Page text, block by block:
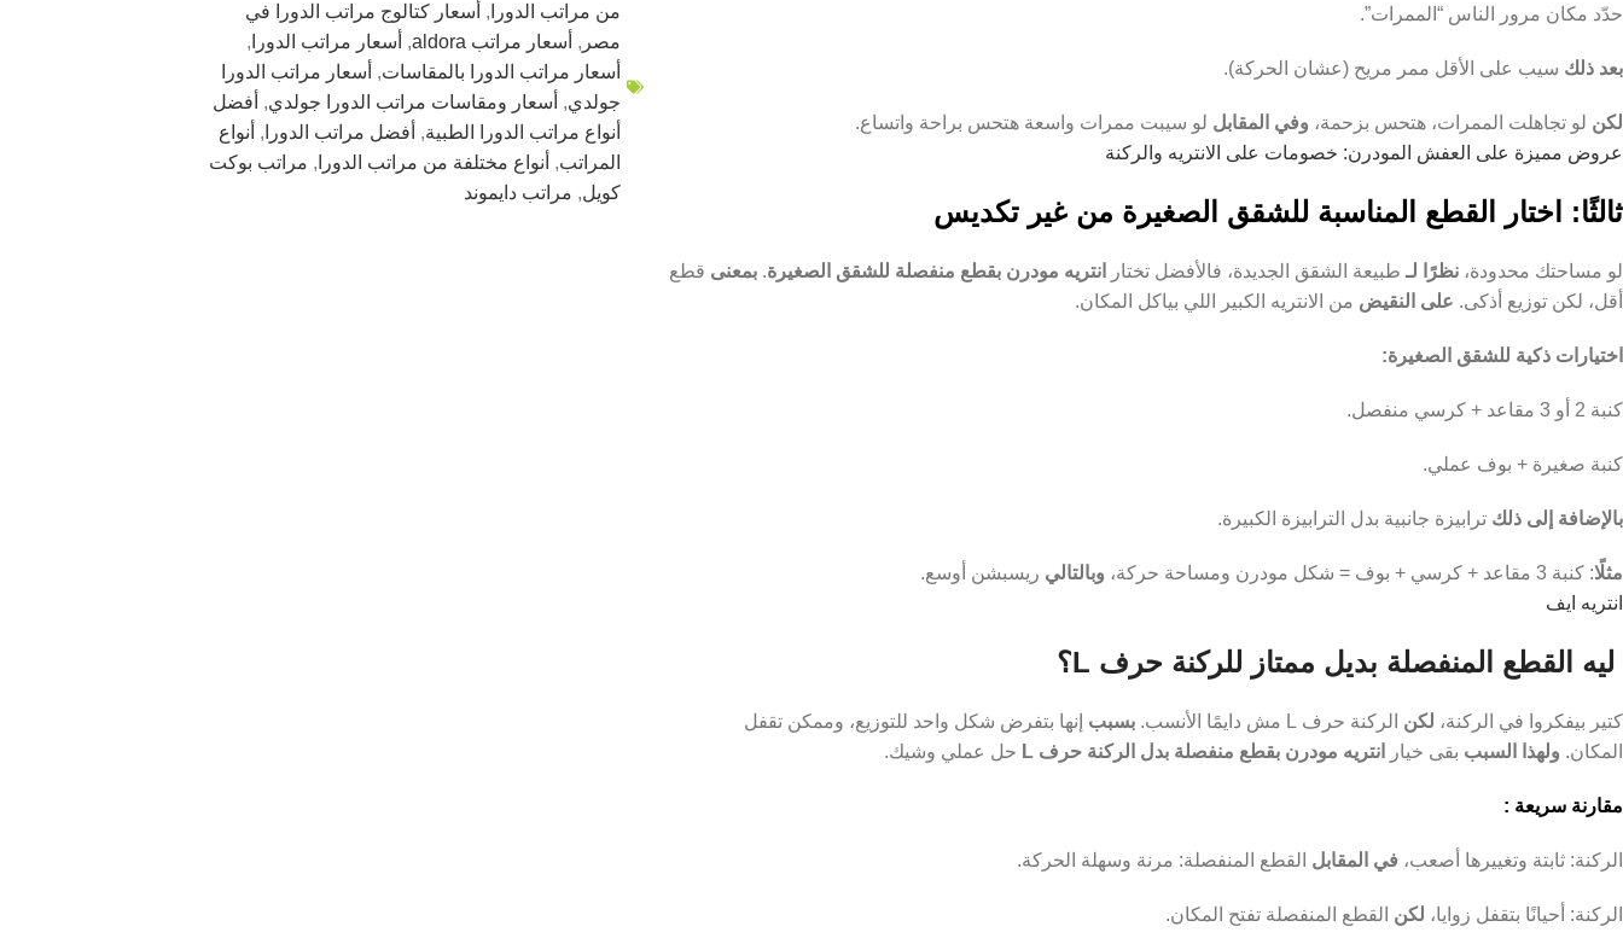
حدّد مكان مرور الناس “الممرات”.
بعد ذلك سيب على الأقل ممر مريح (عشان الحركة).
لكن لو تجاهلت الممرات، هتحس بزحمة، وفي المقابل لو سيبت ممرات واسعة هتحس براحة واتساع.
عروض مميزة على العفش المودرن: خصومات على الانتريه والركنة
ثالثًا: اختار القطع المناسبة للشقق الصغيرة من غير تكديس
لو مساحتك محدودة، نظرًا لـ طبيعة الشقق الجديدة، فالأفضل تختار انتريه مودرن بقطع منفصلة للشقق الصغيرة. بمعنى قطع
أقل، لكن توزيع أذكى. على النقيض من الانتريه الكبير اللي بياكل المكان.
اختيارات ذكية للشقق الصغيرة:
كنبة 2 أو 3 مقاعد + كرسي منفصل.
كنبة صغيرة + بوف عملي.
بالإضافة إلى ذلك ترابيزة جانبية بدل الترابيزة الكبيرة.
مثلًا: كنبة 3 مقاعد + كرسي + بوف = شكل مودرن ومساحة حركة، وبالتالي ريسبشن أوسع.
انتريه ايف
ليه القطع المنفصلة بديل ممتاز للركنة حرف L؟
كتير بيفكروا في الركنة، لكن الركنة حرف L مش دايمًا الأنسب. بسبب إنها بتفرض شكل واحد للتوزيع، وممكن تقفل
المكان. ولهذا السبب بقى خيار انتريه مودرن بقطع منفصلة بدل الركنة حرف L حل عملي وشيك.
مقارنة سريعة :
الركنة: ثابتة وتغييرها أصعب، في المقابل القطع المنفصلة: مرنة وسهلة الحركة.
الركنة: أحيانًا بتقفل زوايا، لكن القطع المنفصلة تفتح المكان.
من مراتب الدورا , أسعار كتالوج مراتب الدورا في
مصر , أسعار مراتب aldora , أسعار مراتب الدورا ,
أسعار مراتب الدورا بالمقاسات, أسعار مراتب الدورا
جولدي, أسعار ومقاسات مراتب الدورا جولدي, أفضل
أنواع مراتب الدورا الطبية, أفضل مراتب الدورا , أنواع
المراتب, أنواع مختلفة من مراتب الدورا , مراتب بوكت
كويل, مراتب دايموند